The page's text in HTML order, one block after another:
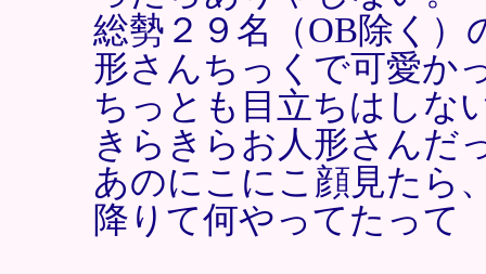
総勢２９名（OB除く
形さんちっくで可愛か
ちっとも目立ちはしな
きらきらお人形さんだ
あのにこにこ顔見た
降りて何やってたっ